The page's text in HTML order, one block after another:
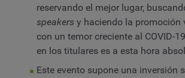
reservando el mejor lugar,
speakers y haciendo la promoción
con un temor creciente al COVID-
en los titulares es a esta hora
Este evento supone una inversión